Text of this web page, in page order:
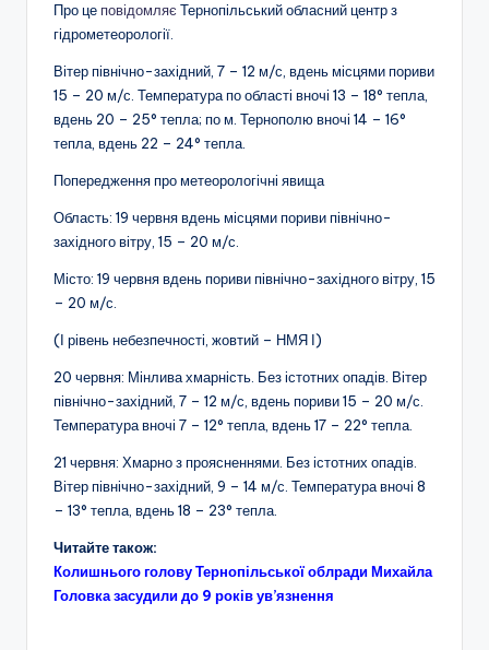
Про це повідомляє Тернопільський обласний центр з
гідрометеорології.
Вітер північно-західний, 7 – 12 м/с, вдень місцями пориви
15 – 20 м/с. Температура по області вночі 13 – 18° тепла,
вдень 20 – 25° тепла; по м. Тернополю вночі 14 – 16°
тепла, вдень 22 – 24° тепла.
Попередження про метеорологічні явища
Область: 19 червня вдень місцями пориви північно-
західного вітру, 15 – 20 м/с.
Місто: 19 червня вдень пориви північно-західного вітру, 15
– 20 м/с.
(І рівень небезпечності, жовтий – НМЯ І)
20 червня: Мінлива хмарність. Без істотних опадів. Вітер
північно-західний, 7 – 12 м/с, вдень пориви 15 – 20 м/с.
Температура вночі 7 – 12° тепла, вдень 17 – 22° тепла.
21 червня: Хмарно з проясненнями. Без істотних опадів.
Вітер північно-західний, 9 – 14 м/с. Температура вночі 8
– 13° тепла, вдень 18 – 23° тепла.
Читайте також:
Колишнього голову Тернопільської облради Михайла
Головка засудили до 9 років ув’язнення